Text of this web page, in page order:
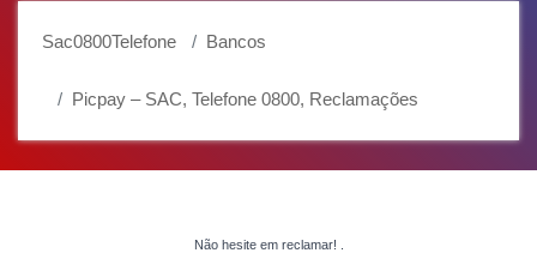
Sac0800Telefone Bancos
Picpay – SAC, Telefone 0800, Reclamações
Não hesite em reclamar!